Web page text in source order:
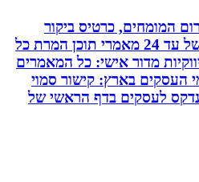
כרטיס ביקור
מהפכני אישי פרסום של עד 24 מאמרי תוכן המרת כל
מדור אישי: כל המאמרים
בארץ: קישור סמוי
לעסקים בדף הראשי של